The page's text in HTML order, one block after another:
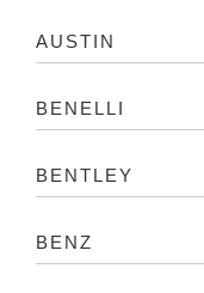
AUSTIN
BENELLI
BENTLEY
BENZ